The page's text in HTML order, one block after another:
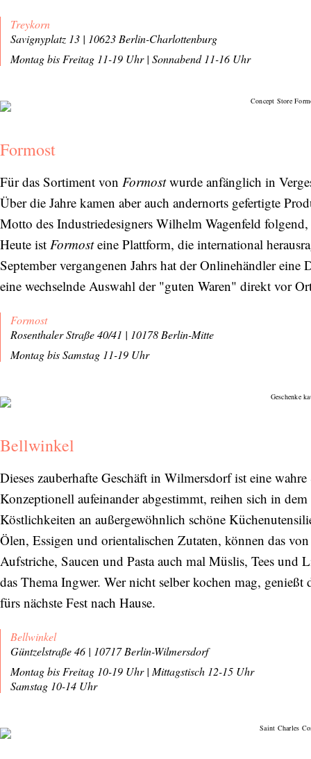
Treykorn
Savignyplatz 13 | 10623 Berlin-Charlottenburg
Montag bis Freitag 11-19 Uhr| Sonnabend 11-16 Uhr
Formost
Für das Sortiment von Formostwurde anfänglich in
Über die Jahre kamen aber auch andernorts gefertigte
Motto des Industriedesigners Wilhelm Wagenfeld
Heute ist Formosteine Plattform, die international
September vergangenen Jahrs hat der Onlinehändler
eine wechselnde Auswahl der "guten Waren" direkt vor
Formost
Rosenthaler Straße 40/41 | 10178 Berlin-Mitte
Montag bis Samstag 11-19 Uhr
Bellwinkel
Dieses zauberhafte Geschäft in Wilmersdorf ist eine
Konzeptionell aufeinander abgestimmt, reihen sich in
Köstlichkeiten an außergewöhnlich schöne
Ölen, Essigen und orientalischen Zutaten, können das
Aufstriche, Saucen und Pasta auch mal Müslis, Tees
das Thema Ingwer. Wer nicht selber kochen mag,
fürs nächste Fest nach Hause.
Bellwinkel
Güntzelstraße 46 | 10717 Berlin-Wilmersdorf
Montag bis Freitag 10-19 Uhr| Mittagstisch 12-15 Uhr
Samstag 10-14 Uhr